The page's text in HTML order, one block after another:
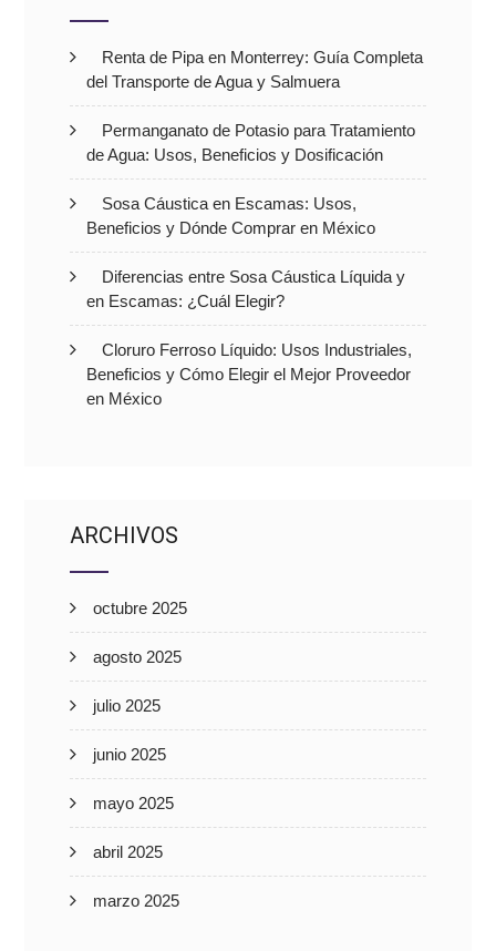
Renta de Pipa en Monterrey: Guía Completa
del Transporte de Agua y Salmuera
Permanganato de Potasio para Tratamiento
de Agua: Usos, Beneficios y Dosificación
Sosa Cáustica en Escamas: Usos,
Beneficios y Dónde Comprar en México
Diferencias entre Sosa Cáustica Líquida y
en Escamas: ¿Cuál Elegir?
Cloruro Ferroso Líquido: Usos Industriales,
Beneficios y Cómo Elegir el Mejor Proveedor
en México
ARCHIVOS
octubre 2025
agosto 2025
julio 2025
junio 2025
mayo 2025
abril 2025
marzo 2025